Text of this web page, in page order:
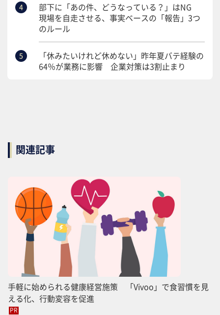
部下に「あの件、どうなっている？」はNG
現場を自走させる、事実ベースの「報告」3つ
のルール
「休みたいけれど休めない」昨年夏バテ経験の
64％が業務に影響 企業対策は3割止まり
関連記事
手軽に始められる健康経営施策 「Vivoo」で食習慣を見
える化、行動変容を促進
PR